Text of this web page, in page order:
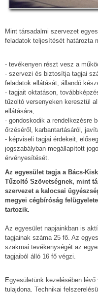
Mint társadalmi szervezet
feladatok teljesítését határozta
- tevékenyen részt vesz a
- szervezi és biztosítja tagjai
feladatok ellátását, állandó
- tagjait oktatáson,
tűzoltó versenyeken keresztül
ellátására,
- gondoskodik a rendelkezésre
őrzéséről, karbantartásáról,
- képviseli tagjai érdekeit,
jogszabályban megállapított
érvényesítését.
Az egyesület tagja a Bács-
Tűzoltó Szövetségnek, mint
szervezet a kalocsai
megyei cégbíróság
tartozik.
Az egyesület napjainkban is
tagjainak száma 25 fő. Az
szakmai tevékenységét az
tagjaiból álló 16 fő végzi.
Egyesületünk kezelésében
tulajdona. Technikai